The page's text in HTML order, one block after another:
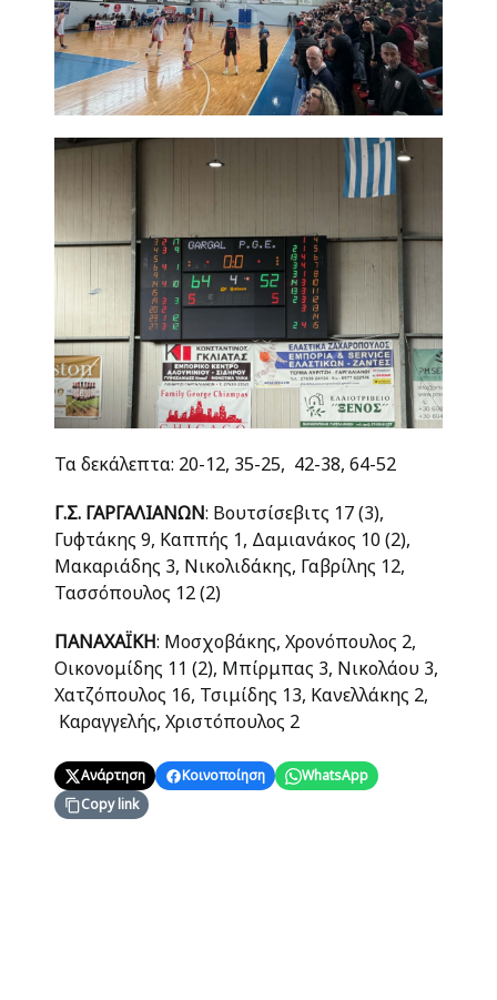
Τα δεκάλεπτα: 20-12, 35-25, 42-38, 64-52
Γ.Σ. ΓΑΡΓΑΛΙΑΝΩΝ: Βουτσίσεβιτς 17 (3),
Γυφτάκης 9, Καππής 1, Δαμιανάκος 10 (2),
Μακαριάδης 3, Νικολιδάκης, Γαβρίλης 12,
Τασσόπουλος 12 (2)
ΠΑΝΑΧΑΪΚΗ: Μοσχοβάκης, Χρονόπουλος 2,
Οικονομίδης 11 (2), Μπίρμπας 3, Νικολάου 3,
Χατζόπουλος 16, Τσιμίδης 13, Κανελλάκης 2,
Καραγγελής, Χριστόπουλος 2
Ανάρτηση Κοινοποίηση
WhatsApp
Copy link